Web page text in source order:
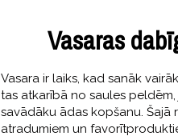
Vasaras
Vasara ir laiks, kad sanāk
tas atkarībā no saules
savādāku ādas kopšanu. Šajā
atradumiem un